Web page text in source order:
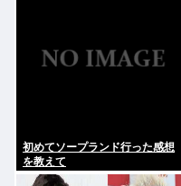
初めてソープランド行った感想
を教えて